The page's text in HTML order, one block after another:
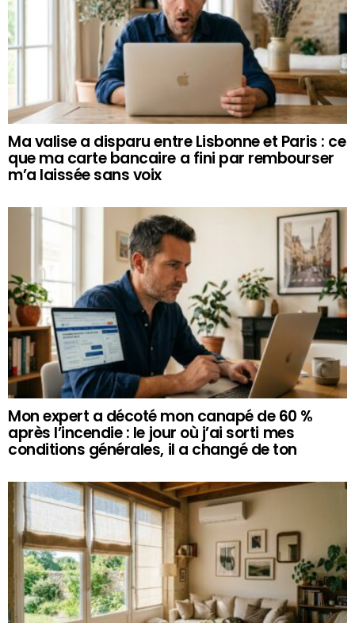
Ma valise a disparu entre Lisbonne et Paris : ce
que ma carte bancaire a fini par rembourser
m’a laissée sans voix
Mon expert a décoté mon canapé de 60 %
après l’incendie : le jour où j’ai sorti mes
conditions générales, il a changé de ton